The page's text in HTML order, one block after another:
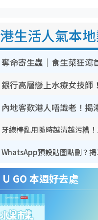
港生活人氣本
U GO 本週好去處